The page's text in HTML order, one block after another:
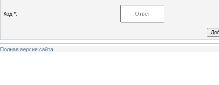
Код *:
Полная версия сайта